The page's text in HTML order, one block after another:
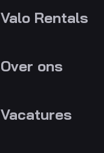
Valo Rentals
Over ons
Vacatures